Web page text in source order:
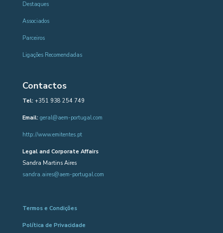
Destaques
Associados
Parceiros
Ligações Recomendadas
Contactos
Tel:+351 938 254 749
Email: geral@aem-portugal.com
http://www.emitentes.pt
Legal and Corporate Affairs
Sandra Martins Aires
sandra.aires@aem-portugal.com
Termos e Condições
Política de Privacidade